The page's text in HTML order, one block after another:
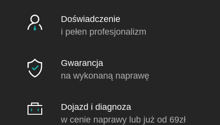
Doświadczenie
i pełen profesjonalizm
Gwarancja
na wykonaną naprawę
Dojazd i diagnoza
w cenie naprawy lub już od 69zł